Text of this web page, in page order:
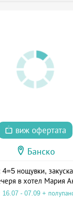
виж офертата
Банско
4=5 нощувки,
в хотел Мария
16.07 - 07.09 +